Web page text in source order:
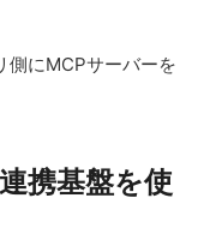
側にMCPサーバーを
携基盤を使